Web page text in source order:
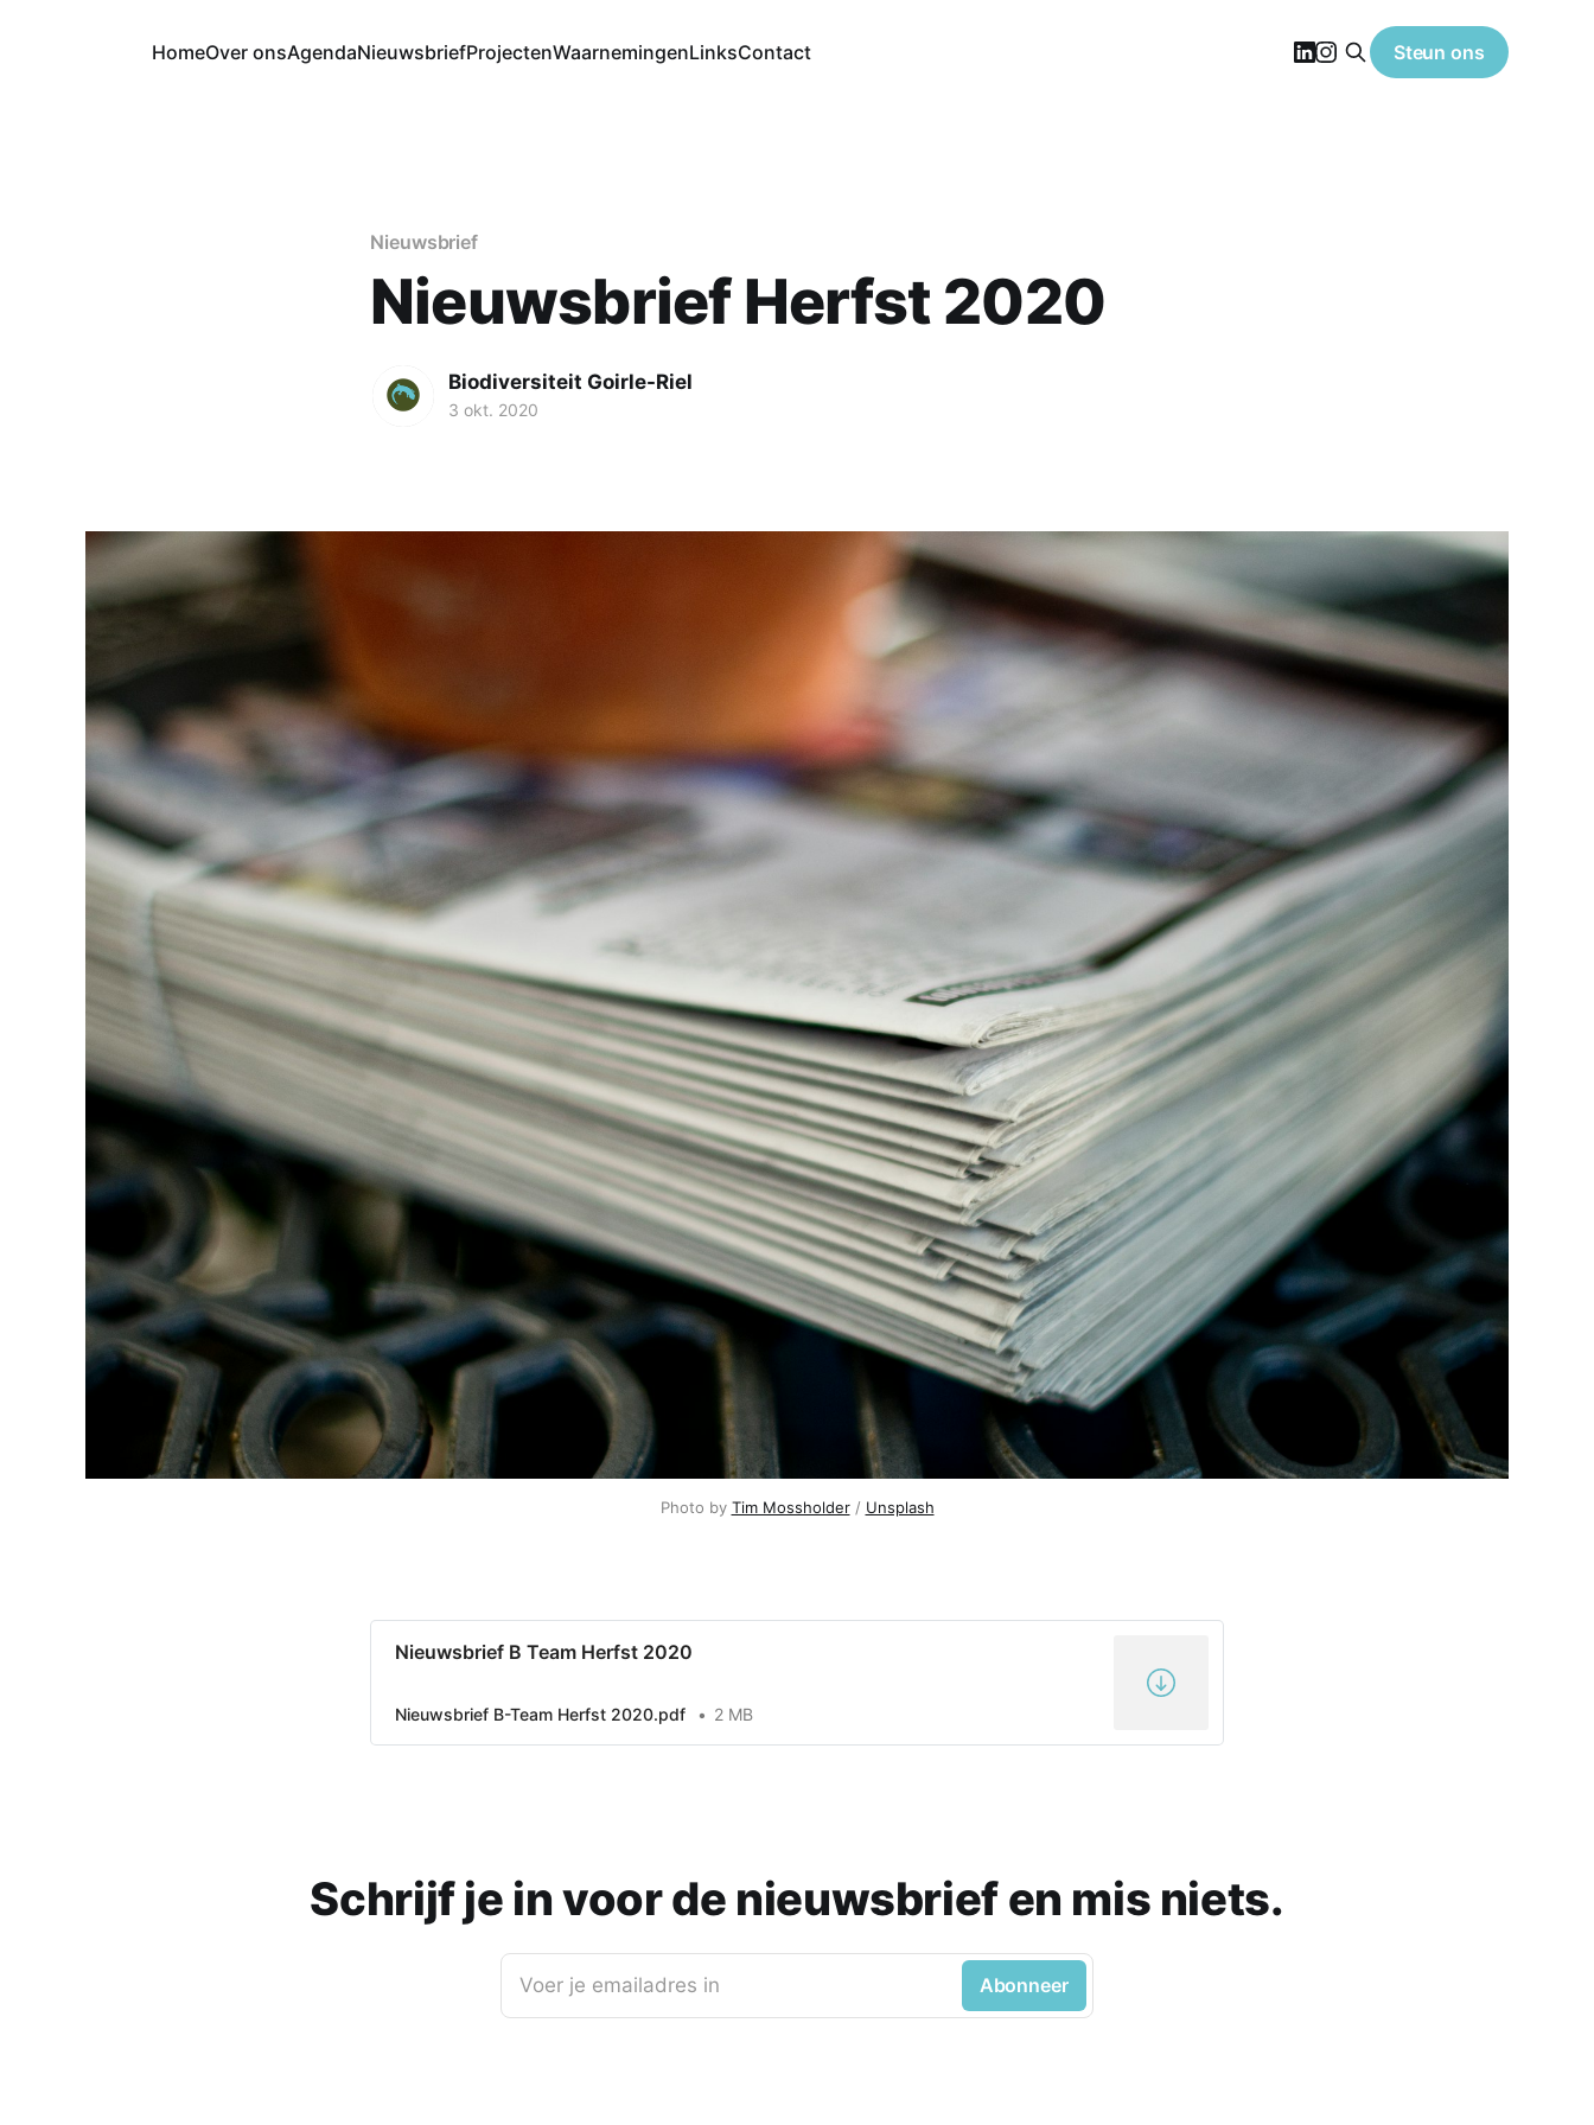
HomeOver onsAgendaNieuwsbriefProjectenWaarnemingenLinksContact Steun ons
Nieuwsbrief
Nieuwsbrief Herfst 2020
Biodiversiteit Goirle-Riel
3 okt. 2020
Photo by Tim Mossholder/ Unsplash
Nieuwsbrief B Team Herfst 2020
Nieuwsbrief B-Team Herfst 2020.pdf 2 MB
Schrijf je in voor de nieuwsbrief en mis niets.
Voer je emailadres in Abonneer